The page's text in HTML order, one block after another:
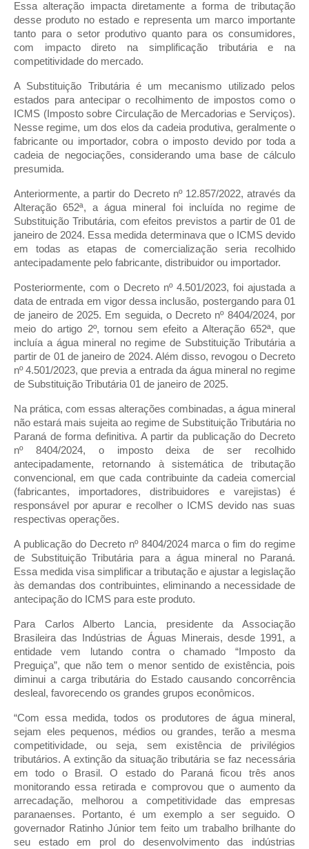
Essa alteração impacta diretamente a forma de tributação
desse produto no estado e representa um marco importante
tanto para o setor produtivo quanto para os consumidores,
com impacto direto na simplificação tributária e na
competitividade do mercado.
A Substituição Tributária é um mecanismo utilizado pelos
estados para antecipar o recolhimento de impostos como o
ICMS (Imposto sobre Circulação de Mercadorias e Serviços).
Nesse regime, um dos elos da cadeia produtiva, geralmente o
fabricante ou importador, cobra o imposto devido por toda a
cadeia de negociações, considerando uma base de cálculo
presumida.
Anteriormente, a partir do Decreto nº 12.857/2022, através da
Alteração 652ª, a água mineral foi incluída no regime de
Substituição Tributária, com efeitos previstos a partir de 01 de
janeiro de 2024. Essa medida determinava que o ICMS devido
em todas as etapas de comercialização seria recolhido
antecipadamente pelo fabricante, distribuidor ou importador.
Posteriormente, com o Decreto nº 4.501/2023, foi ajustada a
data de entrada em vigor dessa inclusão, postergando para 01
de janeiro de 2025. Em seguida, o Decreto nº 8404/2024, por
meio do artigo 2º, tornou sem efeito a Alteração 652ª, que
incluía a água mineral no regime de Substituição Tributária a
partir de 01 de janeiro de 2024. Além disso, revogou o Decreto
nº 4.501/2023, que previa a entrada da água mineral no regime
de Substituição Tributária 01 de janeiro de 2025.
Na prática, com essas alterações combinadas, a água mineral
não estará mais sujeita ao regime de Substituição Tributária no
Paraná de forma definitiva. A partir da publicação do Decreto
nº 8404/2024, o imposto deixa de ser recolhido
antecipadamente, retornando à sistemática de tributação
convencional, em que cada contribuinte da cadeia comercial
(fabricantes, importadores, distribuidores e varejistas) é
responsável por apurar e recolher o ICMS devido nas suas
respectivas operações.
A publicação do Decreto nº 8404/2024 marca o fim do regime
de Substituição Tributária para a água mineral no Paraná.
Essa medida visa simplificar a tributação e ajustar a legislação
às demandas dos contribuintes, eliminando a necessidade de
antecipação do ICMS para este produto.
Para Carlos Alberto Lancia, presidente da Associação
Brasileira das Indústrias de Águas Minerais, desde 1991, a
entidade vem lutando contra o chamado “Imposto da
Preguiça”, que não tem o menor sentido de existência, pois
diminui a carga tributária do Estado causando concorrência
desleal, favorecendo os grandes grupos econômicos.
“Com essa medida, todos os produtores de água mineral,
sejam eles pequenos, médios ou grandes, terão a mesma
competitividade, ou seja, sem existência de privilégios
tributários. A extinção da situação tributária se faz necessária
em todo o Brasil. O estado do Paraná ficou três anos
monitorando essa retirada e comprovou que o aumento da
arrecadação, melhorou a competitividade das empresas
paranaenses. Portanto, é um exemplo a ser seguido. O
governador Ratinho Júnior tem feito um trabalho brilhante do
seu estado em prol do desenvolvimento das indústrias